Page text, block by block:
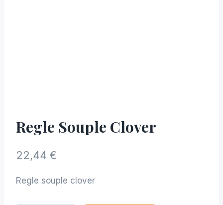
Regle Souple Clover
22,44 €
Regle souple clover